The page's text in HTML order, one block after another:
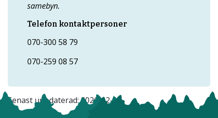
samebyn.
Telefon kontaktpersoner
070-300 58 79
070-259 08 57
Senast uppdaterad:2026-02-17